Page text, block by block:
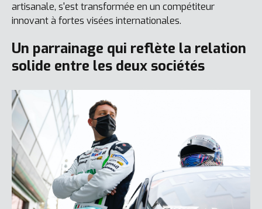
artisanale, s'est transformée en un compétiteur
innovant à fortes visées internationales.
Un parrainage qui reflète la relation
solide entre les deux sociétés